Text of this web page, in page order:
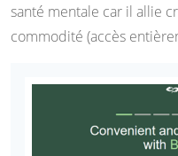
santé mentale car il allie
commodité (accès